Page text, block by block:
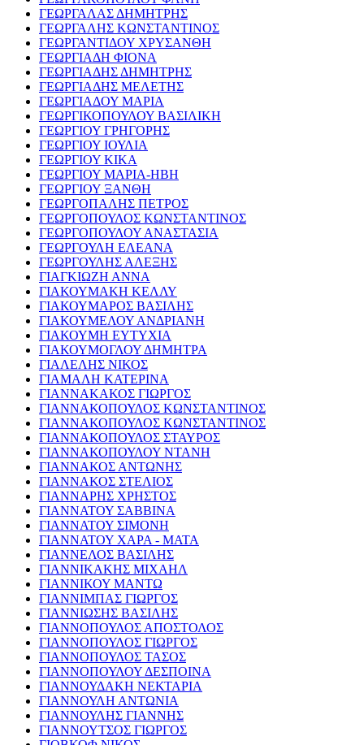
ΓΕΩΡΓΑΛΑΣ ΔΗΜΗΤΡΗΣ
ΓΕΩΡΓΑΛΗΣ ΚΩΝΣΤΑΝΤΙΝΟΣ
ΓΕΩΡΓΑΝΤΙΔΟΥ ΧΡΥΣΑΝΘΗ
ΓΕΩΡΓΙΑΔΗ ΦΙΟΝΑ
ΓΕΩΡΓΙΑΔΗΣ ΔΗΜΗΤΡΗΣ
ΓΕΩΡΓΙΑΔΗΣ ΜΕΛΕΤΗΣ
ΓΕΩΡΓΙΑΔΟΥ ΜΑΡΙΑ
ΓΕΩΡΓΙΚΟΠΟΥΛΟΥ ΒΑΣΙΛΙΚΗ
ΓΕΩΡΓΙΟΥ ΓΡΗΓΟΡΗΣ
ΓΕΩΡΓΙΟΥ ΙΟΥΛΙΑ
ΓΕΩΡΓΙΟΥ ΚΙΚΑ
ΓΕΩΡΓΙΟΥ ΜΑΡΙΑ-ΗΒΗ
ΓΕΩΡΓΙΟΥ ΞΑΝΘΗ
ΓΕΩΡΓΟΠΑΛΗΣ ΠΕΤΡΟΣ
ΓΕΩΡΓΟΠΟΥΛΟΣ ΚΩΝΣΤΑΝΤΙΝΟΣ
ΓΕΩΡΓΟΠΟΥΛΟΥ ΑΝΑΣΤΑΣΙΑ
ΓΕΩΡΓΟΥΛΗ ΕΛΕΑΝΑ
ΓΕΩΡΓΟΥΛΗΣ ΑΛΕΞΗΣ
ΓΙΑΓΚΙΩΖΗ ΑΝΝΑ
ΓΙΑΚΟΥΜΑΚΗ ΚΕΛΛΥ
ΓΙΑΚΟΥΜΑΡΟΣ ΒΑΣΙΛΗΣ
ΓΙΑΚΟΥΜΕΛΟΥ ΑΝΔΡΙΑΝΗ
ΓΙΑΚΟΥΜΗ ΕΥΤΥΧΙΑ
ΓΙΑΚΟΥΜΟΓΛΟΥ ΔΗΜΗΤΡΑ
ΓΙΑΛΕΛΗΣ ΝΙΚΟΣ
ΓΙΑΜΑΛΗ ΚΑΤΕΡΙΝΑ
ΓΙΑΝΝΑΚΑΚΟΣ ΓΙΩΡΓΟΣ
ΓΙΑΝΝΑΚΟΠΟΥΛΟΣ ΚΩΝΣΤΑΝΤΙΝΟΣ
ΓΙΑΝΝΑΚΟΠΟΥΛΟΣ ΚΩΝΣΤΑΝΤΙΝΟΣ
ΓΙΑΝΝΑΚΟΠΟΥΛΟΣ ΣΤΑΥΡΟΣ
ΓΙΑΝΝΑΚΟΠΟΥΛΟΥ ΝΤΑΝΗ
ΓΙΑΝΝΑΚΟΣ ΑΝΤΩΝΗΣ
ΓΙΑΝΝΑΚΟΣ ΣΤΕΛΙΟΣ
ΓΙΑΝΝΑΡΗΣ ΧΡΗΣΤΟΣ
ΓΙΑΝΝΑΤΟΥ ΣΑΒΒΙΝΑ
ΓΙΑΝΝΑΤΟΥ ΣΙΜΟΝΗ
ΓΙΑΝΝΑΤΟΥ ΧΑΡΑ - ΜΑΤΑ
ΓΙΑΝΝΕΛΟΣ ΒΑΣΙΛΗΣ
ΓΙΑΝΝΙΚΑΚΗΣ ΜΙΧΑΗΛ
ΓΙΑΝΝΙΚΟΥ ΜΑΝΤΩ
ΓΙΑΝΝΙΜΠΑΣ ΓΙΩΡΓΟΣ
ΓΙΑΝΝΙΩΣΗΣ ΒΑΣΙΛΗΣ
ΓΙΑΝΝΟΠΟΥΛΟΣ ΑΠΟΣΤΟΛΟΣ
ΓΙΑΝΝΟΠΟΥΛΟΣ ΓΙΩΡΓΟΣ
ΓΙΑΝΝΟΠΟΥΛΟΣ ΤΑΣΟΣ
ΓΙΑΝΝΟΠΟΥΛΟΥ ΔΕΣΠΟΙΝΑ
ΓΙΑΝΝΟΥΔΑΚΗ ΝΕΚΤΑΡΙΑ
ΓΙΑΝΝΟΥΛΗ ΑΝΤΩΝΙΑ
ΓΙΑΝΝΟΥΛΗΣ ΓΙΑΝΝΗΣ
ΓΙΑΝΝΟΥΤΣΟΣ ΓΙΩΡΓΟΣ